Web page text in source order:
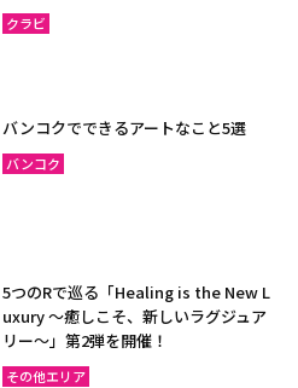
クラビ
バンコクでできるアートなこと5選
バンコク
5つのRで巡る「Healing is the New L
uxury ～癒しこそ、新しいラグジュア
リー〜」第2弾を開催！
その他エリア